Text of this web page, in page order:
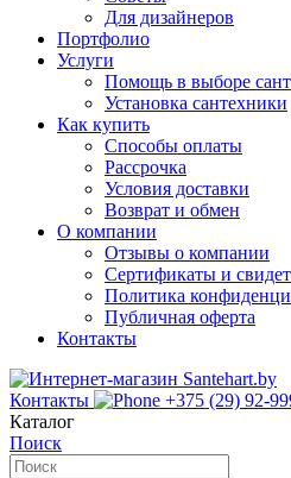
Для дизайнеров
Портфолио
Услуги
Помощь в выборе
Установка сантехники
Как купить
Способы оплаты
Рассрочка
Условия доставки
Возврат и обмен
О компании
Отзывы о компании
Сертификаты и
Политика
Публичная оферта
Контакты
Контакты +375 (29) 92-
Каталог
Поиск